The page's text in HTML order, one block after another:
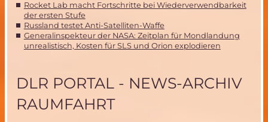
Rocket Lab macht Fortschritte bei Wiederverwendbarkeit
der ersten Stufe
Russland testet Anti-Satelliten-Waffe
Generalinspekteur der NASA: Zeitplan für Mondlandung
unrealistisch, Kosten für SLS und Orion explodieren
DLR PORTAL - NEWS-ARCHIV
RAUMFAHRT